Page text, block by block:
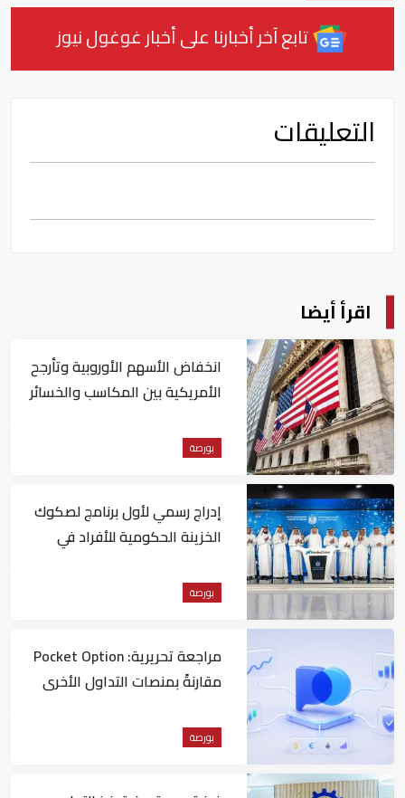
تابع آخر أخبارنا على أخبار غوغول نيوز
التعليقات
اقرأ أيضا
انخفاض الأسهم الأوروبية وتأرجح
الأمريكية بين المكاسب والخسائر
بورصة
إدراج رسمي لأول برنامج لصكوك
الخزينة الحكومية للأفراد في
بورصة
مراجعة تحريرية: Pocket Option
مقارنةً بمنصات التداول الأخرى
بورصة